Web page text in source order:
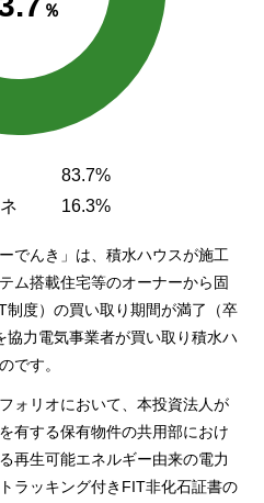
83.7%
16.3%
％
でんき」は、積水ハウスが施工
ム搭載住宅等のオーナーから固
制度）の買い取り期間が満了（卒
協力電気事業者が買い取り積水ハ
です。
ォリオにおいて、本投資法人が
有する保有物件の共用部におけ
再生可能エネルギー由来の電力
ラッキング付きFIT非化石証書の